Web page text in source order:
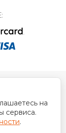
на
сервиса.
.